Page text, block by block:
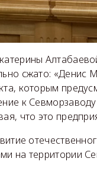
сжато:
которым
к
что это
на территории